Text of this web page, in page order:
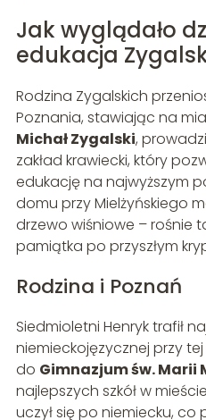
Jak wyglądało
edukacja
Rodzina Zygalskich
Poznania, stawiając na
Michał Zygalski,
zakład krawiecki, który
edukację na najwyższym
domu przy Mielżyńskiego
drzewo wiśniowe – rośnie
pamiątka po przyszłym
Rodzina i Poznań
Siedmioletni Henryk trafił
niemieckojęzycznej przy
do Gimnazjum św. Marii
najlepszych szkół w
uczył się po niemiecku, co